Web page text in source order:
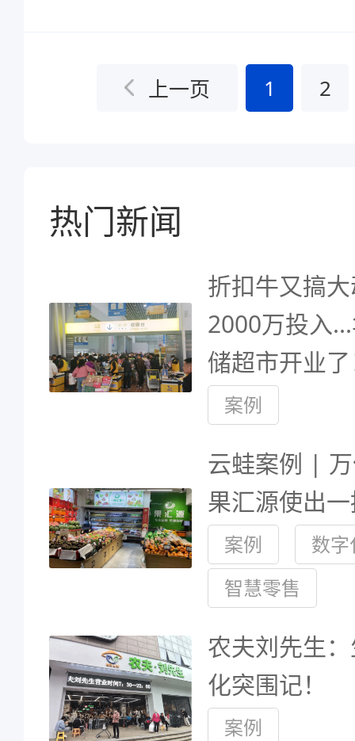
上一页 1 2
热门新闻
折扣牛又搞
2000万投入
储超市开业
案例
云蛙案例 |
果汇源使出
案例
数
智慧零售
农夫刘先生
化突围记！
案例